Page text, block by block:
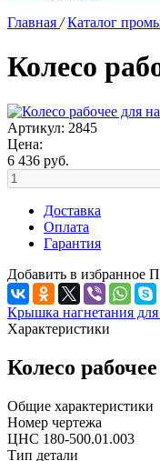
Главная / Каталог
Колесо
Артикул: 2845
Цена:
6 436 руб.
Доставка
Оплата
Гарантия
Добавить в избранное
Крышка нагнетания
Характеристики
Колесо
Общие характеристики
Номер чертежа
ЦНС 180-500.01.003
Тип детали